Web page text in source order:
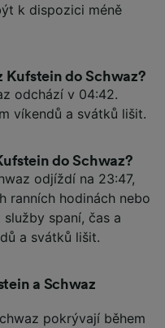
k dispozici méně
Kufstein do Schwaz?
odchází v 04:42.
víkendů a svátků lišit.
do Schwaz?
odjíždí na 23:47,
ranních hodinách nebo
spaní, čas a
a svátků lišit.
a Schwaz
pokrývají během